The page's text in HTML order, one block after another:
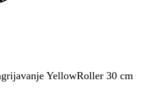
YellowRoller 30 cm